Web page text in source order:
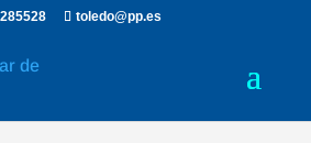
toledo@pp.es